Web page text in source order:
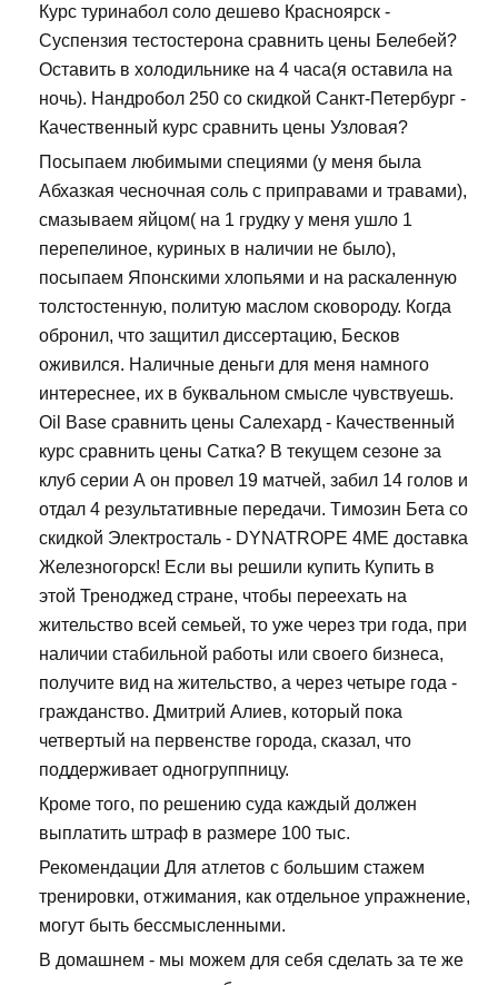
Курс туринабол соло дешево Красноярск -
Суспензия тестостерона сравнить цены Белебей?
Оставить в холодильнике на 4 часа(я оставила на
ночь). Нандробол 250 со скидкой Санкт-Петербург -
Качественный курс сравнить цены Узловая?
Посыпаем любимыми специями (у меня была
Абхазкая чесночная соль с приправами и травами),
смазываем яйцом( на 1 грудку у меня ушло 1
перепелиное, куриных в наличии не было),
посыпаем Японскими хлопьями и на раскаленную
толстостенную, политую маслом сковороду. Когда
обронил, что защитил диссертацию, Бесков
оживился. Наличные деньги для меня намного
интереснее, их в буквальном смысле чувствуешь.
Oil Base сравнить цены Салехард - Качественный
курс сравнить цены Сатка? В текущем сезоне за
клуб серии А он провел 19 матчей, забил 14 голов и
отдал 4 результативные передачи. Tимозин Бета со
скидкой Электросталь - DYNATROPE 4ME доставка
Железногорск! Если вы решили купить Купить в
этой Треноджед стране, чтобы переехать на
жительство всей семьей, то уже через три года, при
наличии стабильной работы или своего бизнеса,
получите вид на жительство, а через четыре года -
гражданство. Дмитрий Алиев, который пока
четвертый на первенстве города, сказал, что
поддерживает одногруппницу.
Кроме того, по решению суда каждый должен
выплатить штраф в размере 100 тыс.
Рекомендации Для атлетов с большим стажем
тренировки, отжимания, как отдельное упражнение,
могут быть бессмысленными.
В домашнем - мы можем для себя сделать за те же